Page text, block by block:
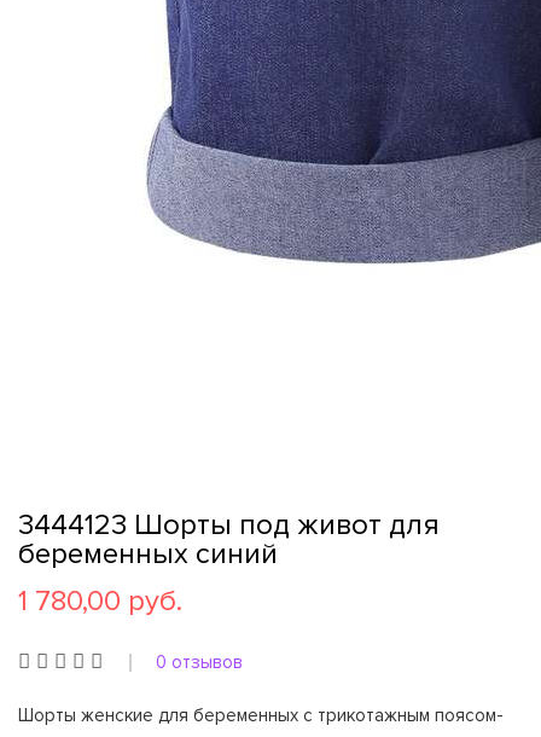
3444123 Шорты под живот для
беременных синий
1 780,00 руб.
0 отзывов
Шорты женские для беременных с трикотажным поясом-